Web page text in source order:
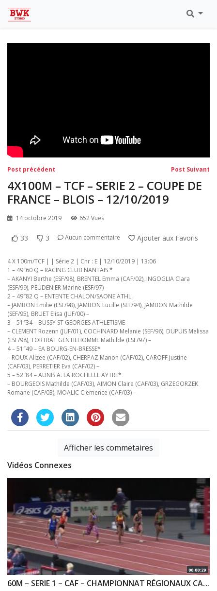
Eaubonne 2019
Navigation
de
l’article
Post précédent Post Suivant
4X100M – TCF – SERIE 2 – COUPE DE
FRANCE – BLOIS – 12/10/2019
14 octobre 2019 652 Vues
33 3 Aucun commentaire Ajouter aux Favoris
4 X 100m/TCF | | Série 2 | Chr : E | 12/10/2019 | 13:06
1 – 49″60 Q – RACING CLUB NANTAIS *
– AKANYI Berthe (ESF/98), BRENTEL Emma (CAF/02), INGOGLIA Clara
(ESF/99), PEUDENIER Marine (ESF/97) –
2 – 49″82 Q – ENTENTE CHALON/SAONE ATHL.
– JAMBON Emilie (ESF/98), JAMBON Lucille (SEF/94), JAMBON Mathilde
(SEF/95), BRUET Elisa (JUF/00) –
3 – 51″34 – BUSSY ST GEORGES ATHLETISME
– CLEMENT Rozenn (JUF/01), COCHINARD Melanie (SEF/96), DUPUIS Melissa
(ESF/98), TORTRAT GENTILHOMME Mathilde (ESF/97) –
4 – 51″49 – EA BOURG-EN-BRESSE*
– ROUX Alizee (CAF/02), CHERPAZ Manon (CAF/02), CAROFF Justine
(CAF/03), PERRETIER Eva (CAF/02) –
5 – 52″84 – AUNIS A. LA ROCHELLE AYTRE*
– BOURGEOIS Mathilde (CAF/03), AIMON Claire (CAF/03), GRZEGORZEK
Romane (CAF/03), MOALIC Clemence (CAF/03) –
Afficher les commetaires
Vidéos Connexes
00:00:29
60M – SERIE 1 – CAF – CHAMPIONNAT RÉGIONAUX CA & JU 27/01/2019 – BERCY